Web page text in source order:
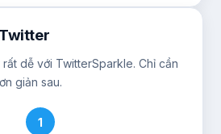
dễ với TwitterSparkle. Chỉ cần
giản sau.
1